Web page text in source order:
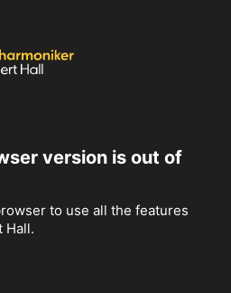
version is out of
to use all the features
Hall.